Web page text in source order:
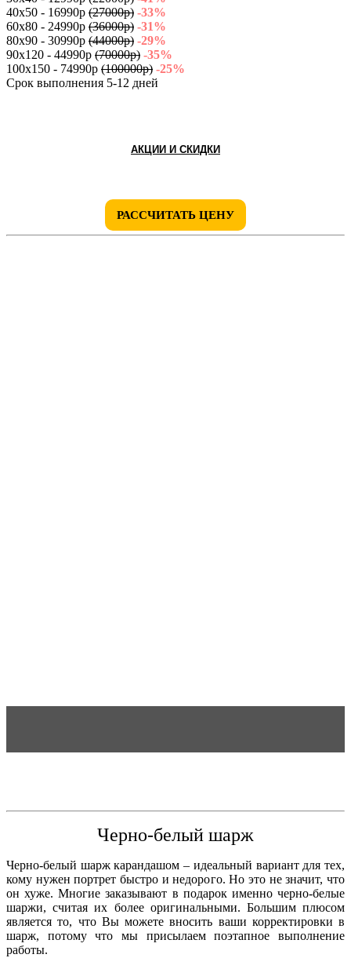
40х50 - 16990р (27000р) -33%
60х80 - 24990р (36000р) -31%
80х90 - 30990р (44000р) -29%
90х120 - 44990р (70000р) -35%
100x150 - 74990р (100000р) -25%
Срок выполнения 5-12 дней
АКЦИИ И СКИДКИ
РАССЧИТАТЬ ЦЕНУ
Черно-белый шарж
Черно-белый шарж карандашом – идеальный вариант для тех,
кому нужен портрет быстро и недорого. Но это не значит, что
он хуже. Многие заказывают в подарок именно черно-белые
шаржи, считая их более оригинальными. Большим плюсом
является то, что Вы можете вносить ваши корректировки в
шарж, потому что мы присылаем поэтапное выполнение
работы.